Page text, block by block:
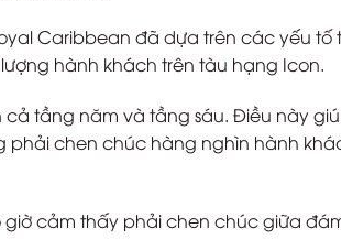
Caribbean đã dựa trên các yếu tố
hành khách trên tàu hạng Icon.
cả tầng năm và tầng sáu. Điều này
phải chen chúc hàng nghìn hành
giờ cảm thấy phải chen chúc giữa